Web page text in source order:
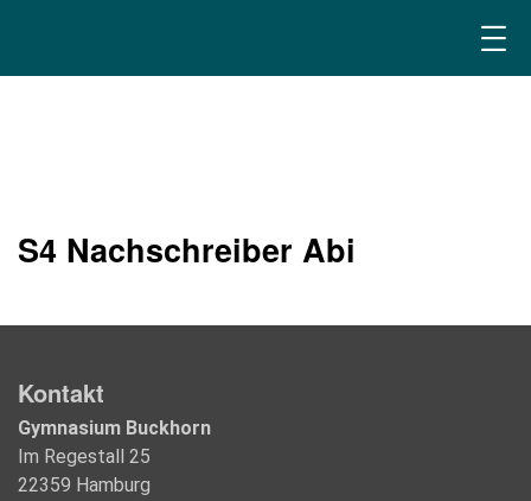
S4 Nachschreiber Abi
Kontakt
Gymnasium Buckhorn
Im Regestall 25
22359 Hamburg